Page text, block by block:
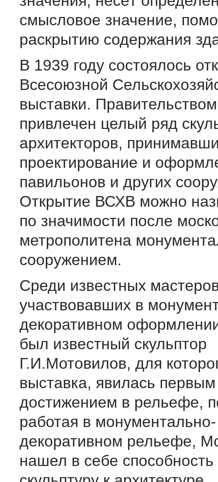
смысловое значение,
раскрытию содержания
В 1939 году состоялось
Всесоюзной
выставки.
привлечен целый ряд
архитекторов,
проектирование и
павильонов и других
Открытие ВСХВ можно
по значимости после
метрополитена
сооружением.
Среди известных
участвовавших в
декоративном
был известный скульптор
Г.И.Мотовилов, для
выставка, явилась
достижением в рельефе,
работая в монументально-
декоративном рельефе,
нашел в себе способность